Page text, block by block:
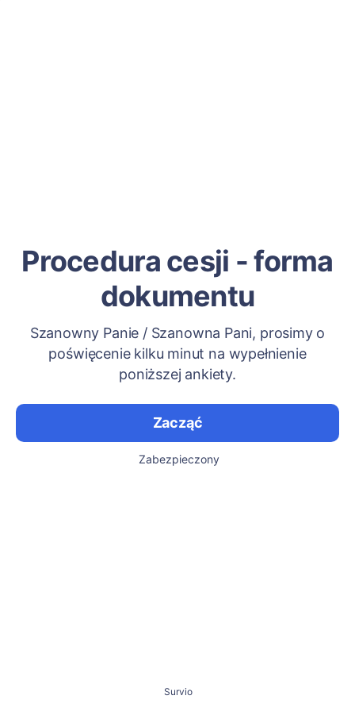
Procedura cesji - forma
dokumentu
Szanowny Panie / Szanowna Pani, prosimy o
poświęcenie kilku minut na wypełnienie
poniższej ankiety.
Zacząć
Zabezpieczony
Survio